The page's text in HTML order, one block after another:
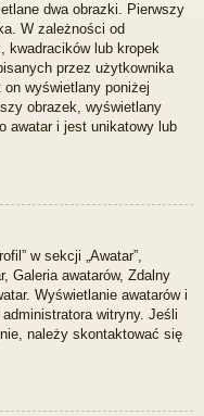
dwa obrazki. Pierwszy
W zależności od
kwadracików lub kropek
przez użytkownika
wyświetlany poniżej
obrazek, wyświetlany
awatar i jest unikatowy lub
w sekcji „Awatar”,
Galeria awatarów, Zdalny
Wyświetlanie awatarów i
witryny. Jeśli
należy skontaktować się